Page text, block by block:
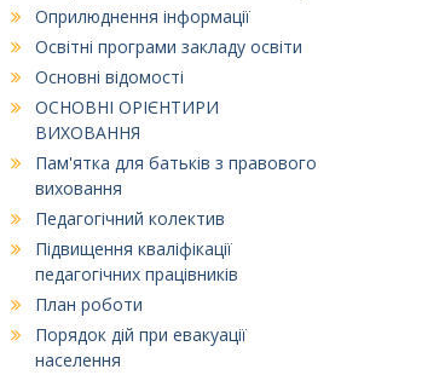
Оприлюднення інформації
Освітні програми закладу освіти
Основні відомості
ОСНОВНІ ОРІЄНТИРИ
ВИХОВАННЯ
Пам'ятка для батьків з правового
виховання
Педагогічний колектив
Підвищення кваліфікації
педагогічних працівників
План роботи
Порядок дій при евакуації
населення